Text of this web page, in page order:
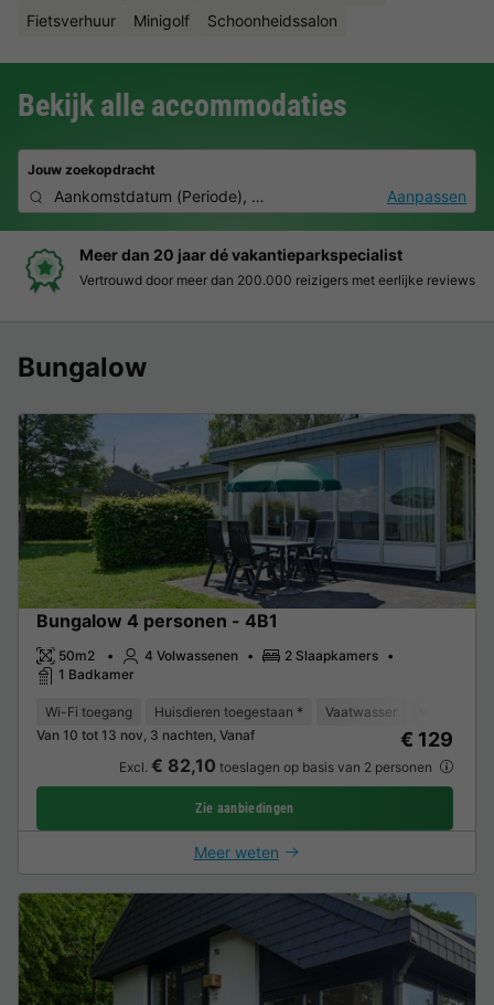
Fietsverhuur
Minigolf Schoonheidssalon
Bekijk alle accommodaties
Jouw zoekopdracht
Aankomstdatum (Periode), 2 personen, 0 huisdierAanpassen
Boek eenvoudig en zonder stress
Duidelijke prijzen, moeiteloos boeken en veilige betaalomgeving
Bungalow
Bungalow 4 personen - 4B1
50m2 4 Volwassenen
2 Slaapkamers
1 Badkamer
Wi-Fi toegang Huisdieren toegestaan * Vaatwasser
Van 10 tot 13 nov, 3 nachten, Vanaf
€ 129
Excl. € 82,10 toeslagen op basis van 2 personen
Zie aanbiedingen
Meer weten